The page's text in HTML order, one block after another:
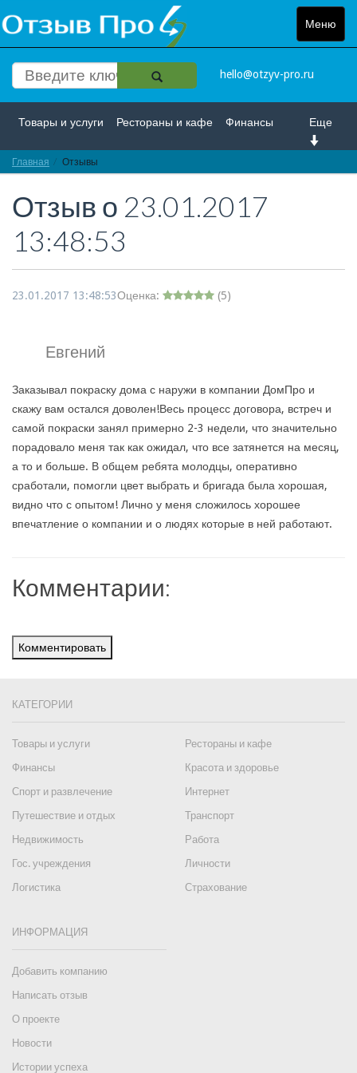
Меню
Toggle
hello@otzyv-pro.ru
Еще
Товары и услуги Рестораны и кафе Финансы
Красота и здоровье
Интернет Путешествие и отдых Транспорт
Недвижимость Работа
Главная Отзывы
Отзыв о 23.01.2017
13:48:53
23.01.2017 13:48:53Оценка: (5)
Евгений
Заказывал покраску дома с наружи в компании ДомПро и
скажу вам остался доволен!Весь процесс договора, встреч и
самой покраски занял примерно 2-3 недели, что значительно
порадовало меня так как ожидал, что все затянется на месяц,
а то и больше. В общем ребята молодцы, оперативно
сработали, помогли цвет выбрать и бригада была хорошая,
видно что с опытом! Лично у меня сложилось хорошее
впечатление о компании и о людях которые в ней работают.
Комментарии:
Комментировать
КАТЕГОРИИ
Товары и услуги
Рестораны и кафе
Финансы
Красота и здоровье
Спорт и развлечение
Интернет
Путешествие и отдых
Транспорт
Недвижимость
Работа
Гос. учреждения
Личности
Логистика
Страхование
ИНФОРМАЦИЯ
Добавить компанию
Написать отзыв
О проекте
Новости
Истории успеха